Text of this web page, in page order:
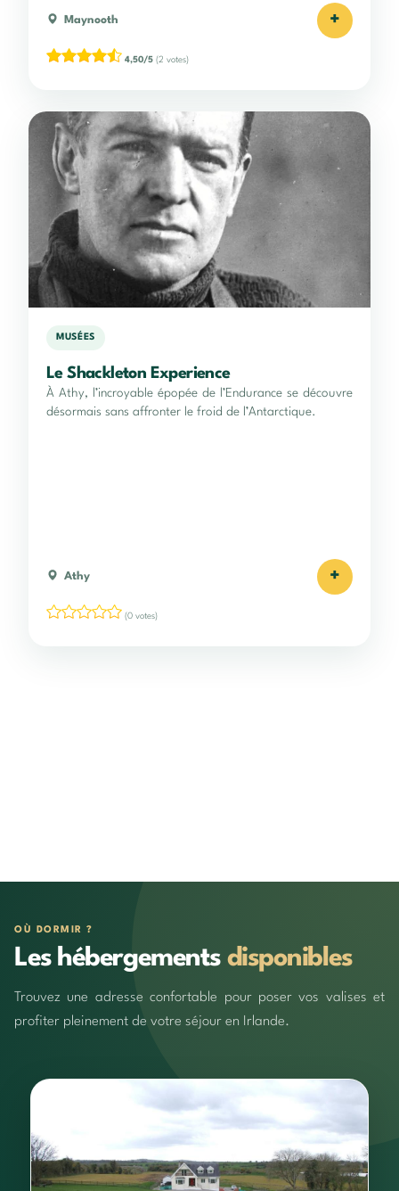
Maynooth +
4,50/5 (2 votes)
MUSÉES
Le Shackleton Experience
À Athy, l’incroyable épopée de l’Endurance se découvre
désormais sans affronter le froid de l’Antarctique.
Athy +
(0 votes)
OÙ DORMIR ?
Les hébergements disponibles
Trouvez une adresse confortable pour poser vos valises et
profiter pleinement de votre séjour en Irlande.